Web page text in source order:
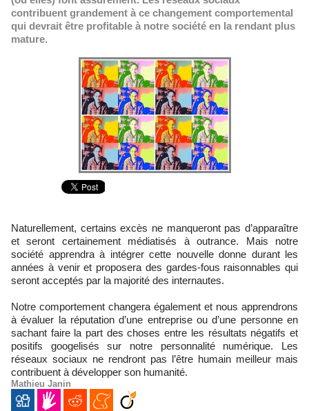
contribuent grandement à ce changement comportemental
qui devrait être profitable à notre société en la rendant plus
mature.
Naturellement, certains excès ne manqueront pas d’apparaître
et seront certainement médiatisés à outrance. Mais notre
société apprendra à intégrer cette nouvelle donne durant les
années à venir et proposera des gardes-fous raisonnables qui
seront acceptés par la majorité des internautes.
Notre comportement changera également et nous apprendrons
à évaluer la réputation d’une entreprise ou d’une personne en
sachant faire la part des choses entre les résultats négatifs et
positifs googelisés sur notre personnalité numérique. Les
réseaux sociaux ne rendront pas l’être humain meilleur mais
contribuent à développer son humanité.
Mathieu Janin